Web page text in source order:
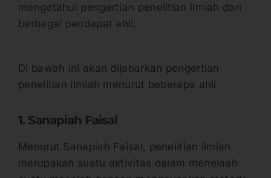
mengetahui pengertian penelitian ilmiah dari
berbagai pendapat ahli.
Di bawah ini akan dijabarkan pengertian
penelitian ilmiah menurut beberapa ahli.
1. Sanapiah Faisal
Menurut Sanapiah Faisal, penelitian ilmiah
merupakan suatu aktivitas dalam menelaah